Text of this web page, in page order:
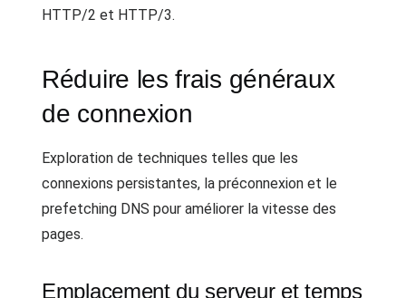
HTTP/2 et HTTP/3.
Réduire les frais généraux
de connexion
Exploration de techniques telles que les
connexions persistantes, la préconnexion et le
prefetching DNS pour améliorer la vitesse des
pages.
Emplacement du serveur et temps